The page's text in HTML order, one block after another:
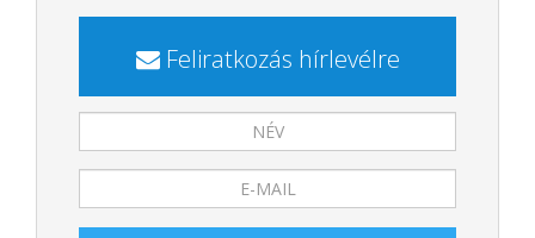
Feliratkozás hírlevélre